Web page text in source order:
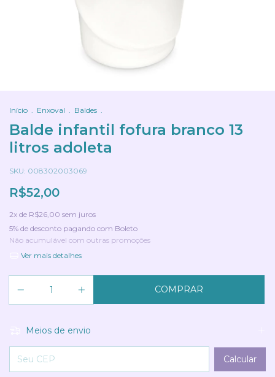
Início . Enxoval . Baldes .
Balde infantil fofura branco 13
litros adoleta
SKU: 008302003069
R$52,00
2x de R$26,00 sem juros
5% de desconto pagando com Boleto
Não acumulável com outras promoções
Ver mais detalhes
Meios de envio
Entregas para o CEP:
Calcular